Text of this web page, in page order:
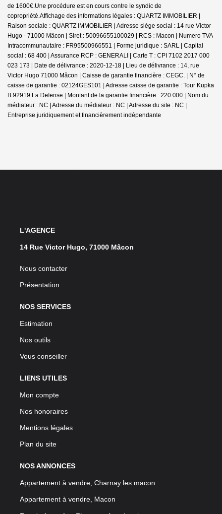
de 1600€.Une procédure est en cours contre le syndic de
copropriété.Affichage des informations légales : QUARTZ IMMOBILIER |
Raison sociale : QUARTZ IMMOBILIER | Adresse siège social : 14 rue Victor
Hugo - 71000 Mâcon | Siret : 50096655100029 | RCS : Macon | Numero TVA
Intracommunautaire : FR95500966551 | Forme juridique : SARL | Capital
social : 68 400 | Assurance RCP : GENERALI | Carte T : CPI 7102 2017 000
023 173 | Date de délivrance : 2020-12-18 | Lieu de délivrance : 14, rue
Victor Hugo 71000 Mâcon | Caisse de garantie financière : CEGC. | N° de
caisse de garantie : 02124GES101 | Adresse caisse de garantie : Tour Kupka
B 92919 La Defense | Montant de la garantie financière : 220 000 | Nom du
médiateur : NC | Adresse du médiateur : NC | Adresse du site : NC |
Entreprise juridiquement et financièrement indépendante
L'AGENCE
14 Rue Victor Hugo, 71000 Mâcon
Nous contacter
Présentation
NOS SERVICES
Estimation
Nos outils
Vous conseiller
LIENS UTILES
Mon compte
Nos honoraires
Mentions légales
Plan du site
NOS ANNONCES
Appartement à vendre, Charnay les macon
Appartement à vendre, Macon